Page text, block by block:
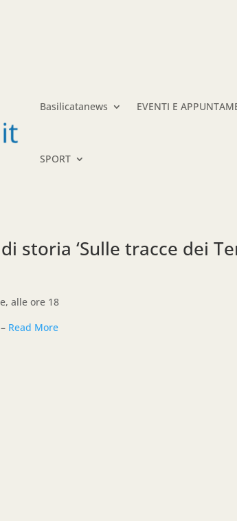
Basilicatanews EVENTI E
SPORT
storia ‘Sulle tracce dei
alle ore 18
Read More